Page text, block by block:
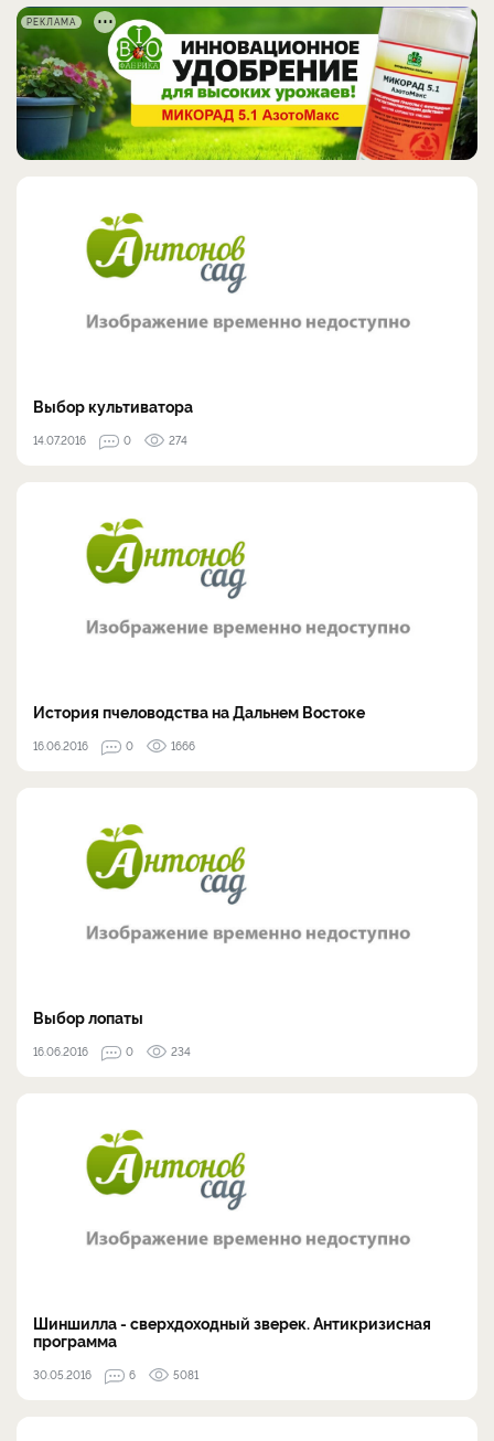
РЕКЛАМА
Выбор культиватора
14.07.2016 0 274
История пчеловодства на Дальнем Востоке
16.06.2016 0 1666
Выбор лопаты
16.06.2016 0 234
Шиншилла - сверхдоходный зверек. Антикризисная
программа
30.05.2016 6 5081